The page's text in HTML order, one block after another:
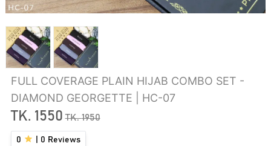
FULL COVERAGE PLAIN HIJAB COMBO SET -
DIAMOND GEORGETTE | HC-07
TK. 1550 TK.1950
0 0 Reviews